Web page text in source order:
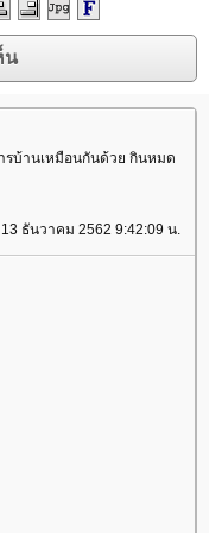
รบ้านเหมือนกันด้วย กินหมด
13 ธันวาคม 2562 9:42:09 น.